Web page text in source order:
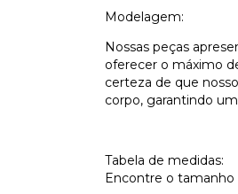
Modelagem:
Nossas peças
oferecer o máximo
certeza de que
corpo, garantindo
Tabela de medidas:
Encontre o tamanho